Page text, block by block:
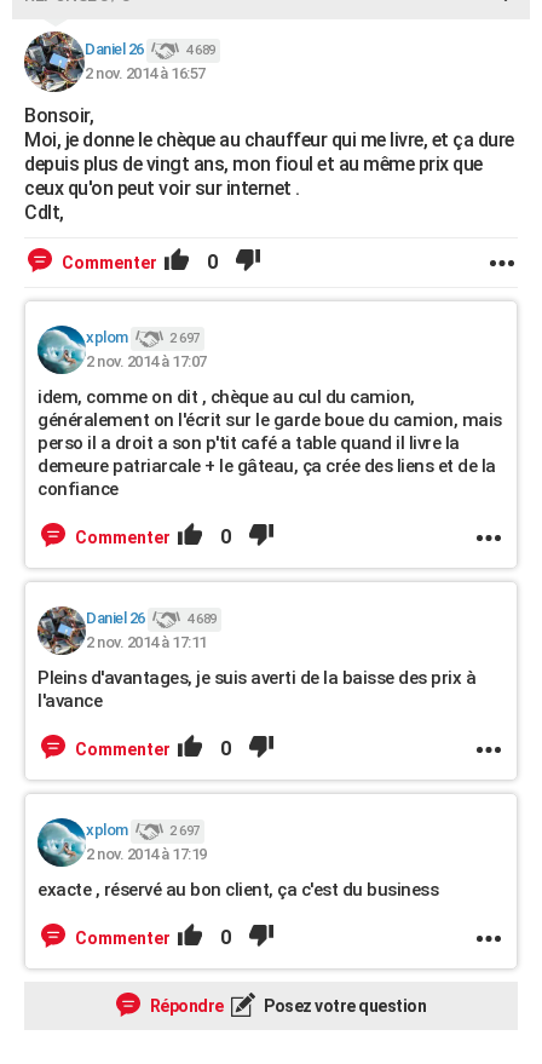
Daniel 26 4 689
2 nov. 2014 à 16:57
Bonsoir,
Moi, je donne le chèque au chauffeur qui me livre, et ça dure
depuis plus de vingt ans, mon fioul et au même prix que
ceux qu'on peut voir sur internet .
Cdlt,
Commenter 0
xplom 2 697
2 nov. 2014 à 17:07
idem, comme on dit , chèque au cul du camion,
généralement on l'écrit sur le garde boue du camion, mais
perso il a droit a son p'tit café a table quand il livre la
demeure patriarcale + le gâteau, ça crée des liens et de la
confiance
Commenter 0
Daniel 26 4 689
2 nov. 2014 à 17:11
Pleins d'avantages, je suis averti de la baisse des prix à
l'avance
Commenter 0
xplom 2 697
2 nov. 2014 à 17:19
exacte , réservé au bon client, ça c'est du business
Commenter 0
Répondre Posez votre question